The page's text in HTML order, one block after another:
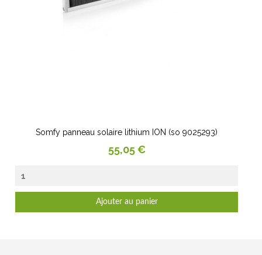
Somfy panneau solaire lithium ION (so 9025293)
Prix
55,05 €
Ajouter au panier